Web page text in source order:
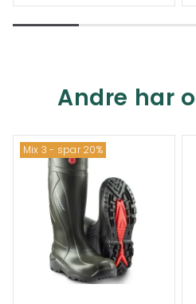
Andre har
Mix 3 - spar 20%